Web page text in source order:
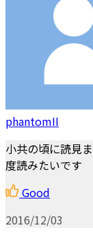
phantomII
小共の頃に読見
度読みたいです
Good
2016/12/03